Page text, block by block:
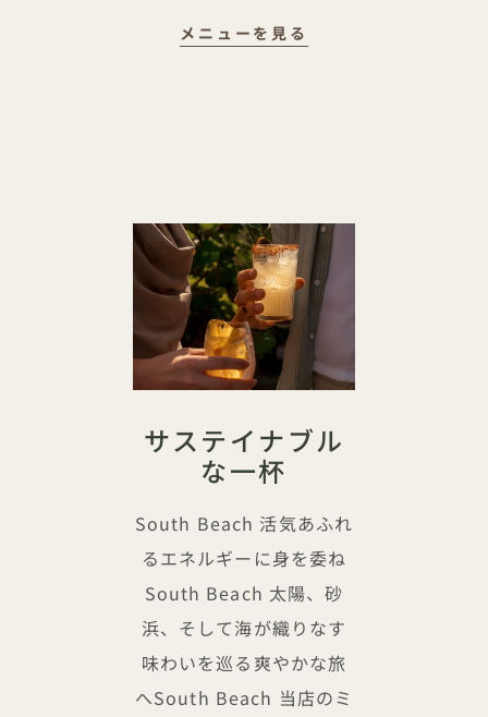
メニューを見る
サステイナブル
な一杯
South Beach 活気あふれ
るエネルギーに身を委ね
South Beach 太陽、砂
浜、そして海が織りなす
味わいを巡る爽やかな旅
へSouth Beach 当店のミ